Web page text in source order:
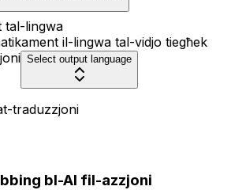
tal-lingwa
il-lingwa tal-vidjo tiegħek
Select output language
traduzzjoni
bl-AI fil-azzjoni